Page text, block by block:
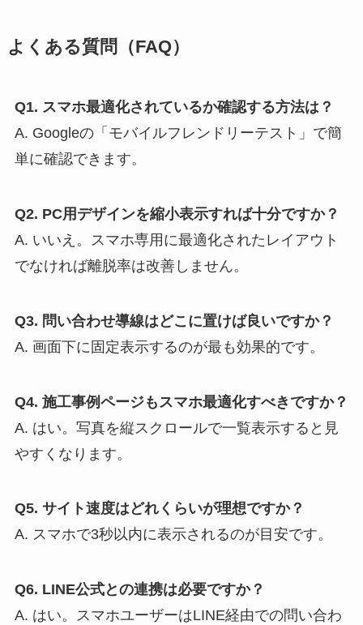
よくある質問（FAQ）
Q1. スマホ最適化されているか確認する方法は？
A. Googleの「モバイルフレンドリーテスト」で簡
単に確認できます。
Q2. PC用デザインを縮小表示すれば十分ですか？
A. いいえ。スマホ専用に最適化されたレイアウト
でなければ離脱率は改善しません。
Q3. 問い合わせ導線はどこに置けば良いですか？
A. 画面下に固定表示するのが最も効果的です。
Q4. 施工事例ページもスマホ最適化すべきですか？
A. はい。写真を縦スクロールで一覧表示すると見
やすくなります。
Q5. サイト速度はどれくらいが理想ですか？
A. スマホで3秒以内に表示されるのが目安です。
Q6. LINE公式との連携は必要ですか？
A. はい。スマホユーザーはLINE経由での問い合わ